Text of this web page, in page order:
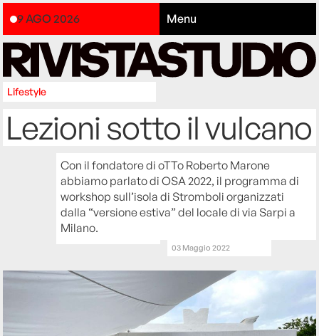
9 AGO 2026 Menu
Lifestyle
Lezioni sotto il vulcano
Con il fondatore di oTTo Roberto Marone
abbiamo parlato di OSA 2022, il programma di
workshop sull’isola di Stromboli organizzati
dalla “versione estiva” del locale di via Sarpi a
Milano.
03 Maggio 2022